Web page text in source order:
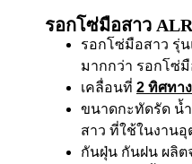
รอกโซ่มือสาว
รอกโซ่มือสาว รุ่
มากกว่า รอกโซ่
เคลื่อนที่ 2 ทิศทาง
ขนาดกะทัดรัด น้
สาว ที่ใช้ในงาน
กันฝุ่น กันฝน ผลิ